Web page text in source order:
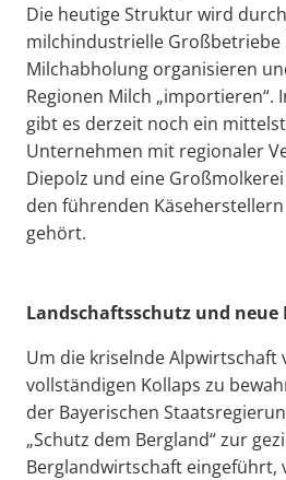
Die heutige Struktur wird
milchindustrielle
Milchabholung organisieren
Regionen Milch „importieren“.
gibt es derzeit noch ein
Unternehmen mit regionaler
Diepolz und eine
den führenden
gehört.
Landschaftsschutz und
Um die kriselnde Alpwirtschaft
vollständigen Kollaps zu
der Bayerischen
„Schutz dem Bergland“ zur
Berglandwirtschaft eingeführt,